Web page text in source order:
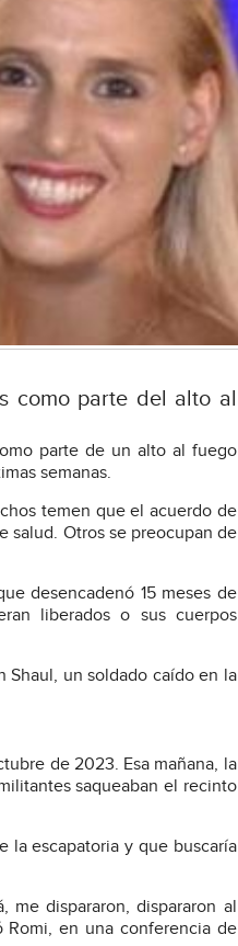
como parte del alto al
parte de un alto al fuego
semanas.
temen que el acuerdo de
salud. Otros se preocupan de
desencadenó 15 meses de
liberados o sus cuerpos
Shaul, un soldado caído en la
de 2023. Esa mañana, la
saqueaban el recinto
la escapatoria y que buscaría
me dispararon, dispararon al
Romi, en una conferencia de